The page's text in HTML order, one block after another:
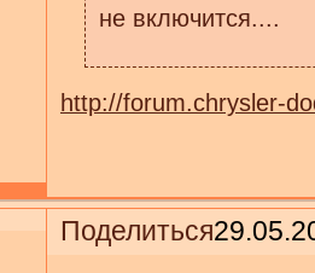
не включится....
http://forum.chrysler-
Поделиться